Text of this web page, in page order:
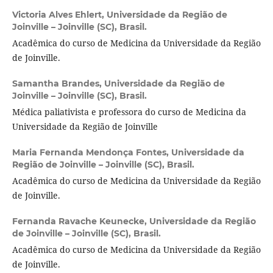
Victoria Alves Ehlert, Universidade da Região de
Joinville – Joinville (SC), Brasil.
Acadêmica do curso de Medicina da Universidade da Região
de Joinville.
Samantha Brandes, Universidade da Região de
Joinville – Joinville (SC), Brasil.
Médica paliativista e professora do curso de Medicina da
Universidade da Região de Joinville
Maria Fernanda Mendonça Fontes, Universidade da
Região de Joinville – Joinville (SC), Brasil.
Acadêmica do curso de Medicina da Universidade da Região
de Joinville.
Fernanda Ravache Keunecke, Universidade da Região
de Joinville – Joinville (SC), Brasil.
Acadêmica do curso de Medicina da Universidade da Região
de Joinville.